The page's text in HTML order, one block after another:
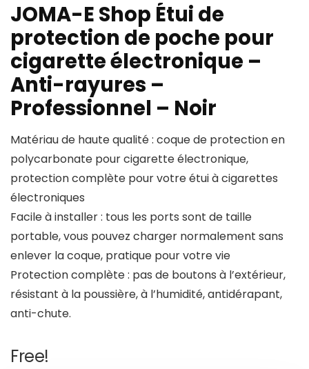
JOMA-E Shop Étui de
protection de poche pour
cigarette électronique –
Anti-rayures –
Professionnel – Noir
Matériau de haute qualité : coque de protection en
polycarbonate pour cigarette électronique,
protection complète pour votre étui à cigarettes
électroniques
Facile à installer : tous les ports sont de taille
portable, vous pouvez charger normalement sans
enlever la coque, pratique pour votre vie
Protection complète : pas de boutons à l’extérieur,
résistant à la poussière, à l’humidité, antidérapant,
anti-chute.
Free!